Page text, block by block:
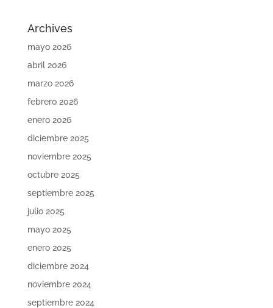
Archives
mayo 2026
abril 2026
marzo 2026
febrero 2026
enero 2026
diciembre 2025
noviembre 2025
octubre 2025
septiembre 2025
julio 2025
mayo 2025
enero 2025
diciembre 2024
noviembre 2024
septiembre 2024